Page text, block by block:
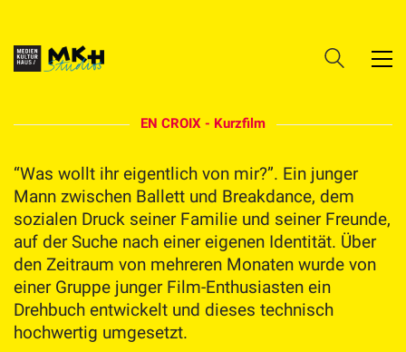
EN CROIX - Kurzfilm
“Was wollt ihr eigentlich von mir?”. Ein junger
Mann zwischen Ballett und Breakdance, dem
sozialen Druck seiner Familie und seiner Freunde,
auf der Suche nach einer eigenen Identität. Über
den Zeitraum von mehreren Monaten wurde von
einer Gruppe junger Film-Enthusiasten ein
Drehbuch entwickelt und dieses technisch
hochwertig umgesetzt.